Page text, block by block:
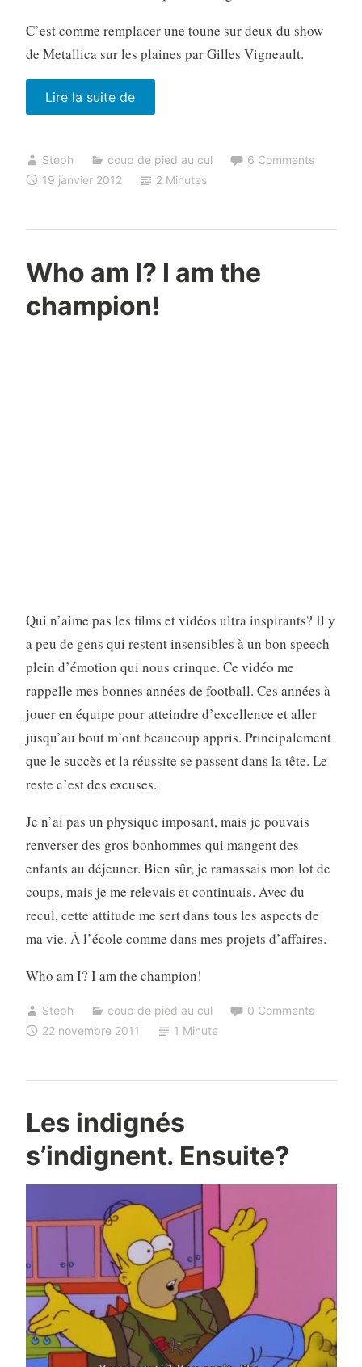
C’est comme remplacer une toune sur deux du show
de Metallica sur les plaines par Gilles Vigneault.
Lire la suite de« Super
Bowl,
et
l’éternelle
des
américaines
au
Steph coup de pied au cul
6 Comments
19 janvier 2012
2 Minutes
Who am I? I am the
champion!
Qui n’aime pas les films et vidéos ultra inspirants? Il y
a peu de gens qui restent insensibles à un bon speech
plein d’émotion qui nous crinque. Ce vidéo me
rappelle mes bonnes années de football. Ces années à
jouer en équipe pour atteindre d’excellence et aller
jusqu’au bout m’ont beaucoup appris. Principalement
que le succès et la réussite se passent dans la tête. Le
reste c’est des excuses.
Je n’ai pas un physique imposant, mais je pouvais
renverser des gros bonhommes qui mangent des
enfants au déjeuner. Bien sûr, je ramassais mon lot de
coups, mais je me relevais et continuais. Avec du
recul, cette attitude me sert dans tous les aspects de
ma vie. À l’école comme dans mes projets d’affaires.
Who am I? I am the champion!
Steph coup de pied au cul
0 Comments
22 novembre 2011
1 Minute
Les indignés
s’indignent. Ensuite?